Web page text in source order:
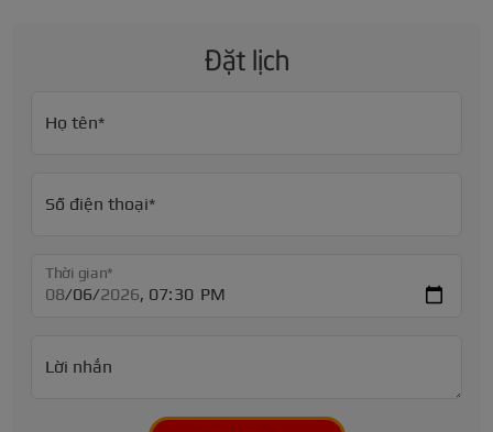
Đặt lịch
Họ tên*
Số điện thoại*
Thời gian*
Lời nhắn